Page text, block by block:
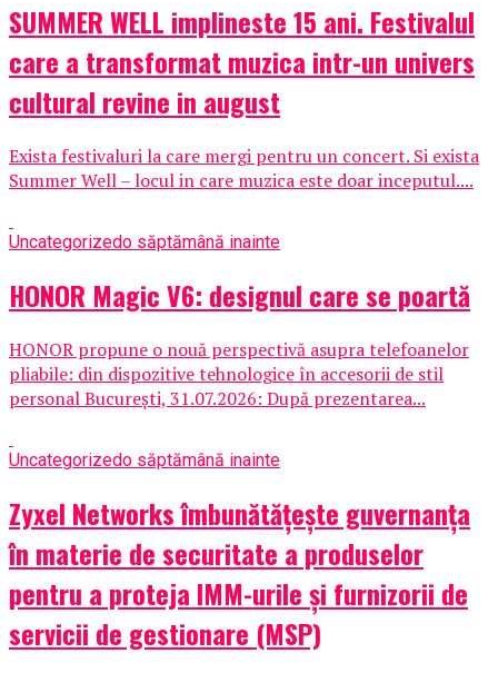
SUMMER WELL implineste 15 ani. Festivalul
care a transformat muzica intr-un univers
cultural revine in august
Exista festivaluri la care mergi pentru un concert. Si exista
Summer Well – locul in care muzica este doar inceputul....
Uncategorizedo săptămână inainte
HONOR Magic V6: designul care se poartă
HONOR propune o nouă perspectivă asupra telefoanelor
pliabile: din dispozitive tehnologice în accesorii de stil
personal București, 31.07.2026: După prezentarea...
Uncategorizedo săptămână inainte
Zyxel Networks îmbunătățește guvernanța
în materie de securitate a produselor
pentru a proteja IMM-urile și furnizorii de
servicii de gestionare (MSP)